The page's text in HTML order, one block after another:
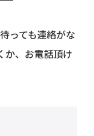
っても連絡がな
か、お電話頂け